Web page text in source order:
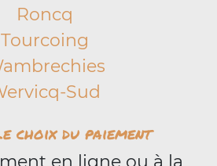
Roncq
Tourcoing
Sud
choix du paiement
en ligne ou à la